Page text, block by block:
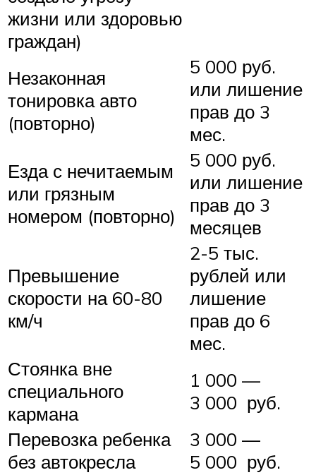
жизни или здоровью
граждан)
Незаконная
тонировка авто
(повторно)
5 000 руб.
или лишение
прав до 3
мес.
Езда с нечитаемым
или грязным
номером (повторно)
5 000 руб.
или лишение
прав до 3
месяцев
Превышение
скорости на 60-80
км/ч
2-5 тыс.
рублей или
лишение
прав до 6
мес.
Стоянка вне
специального
кармана
1 000 —
3 000 руб.
Перевозка ребенка
без автокресла
3 000 —
5 000 руб.